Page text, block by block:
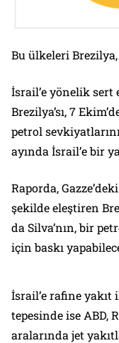
Bu ülkeleri
İsrail’e yönelik sert
Brezilya’sı, 7
petrol
ayında İsrail’e bir
Raporda,
şekilde eleştiren
da Silva’nın, bir
için baskı
İsrail’e rafine
tepesinde ise ABD,
aralarında jet